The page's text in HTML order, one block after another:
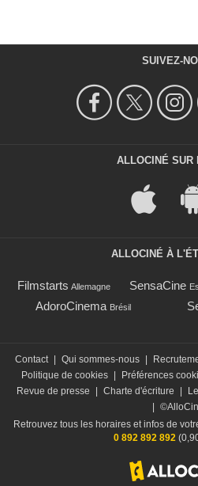
SUIVEZ-
ALLOCINÉ SUR
ALLOCINÉ À
Filmstarts Allemagne SensaCine
AdoroCinema Brésil
Contact | Qui sommes-nous |
Politique de cookies | Préférences
Revue de presse
| Charte d'écriture |
|
Retrouvez tous les horaires et infos de
0 892 892 892